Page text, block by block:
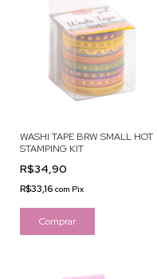
WASHI TAPE BRW SMALL HOT
STAMPING KIT
R$34,90
R$33,16 com Pix